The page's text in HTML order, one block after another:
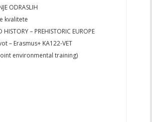
ODRASLIH
kvalitete
HISTORY – PREHISTORIC EUROPE
– Erasmus+ KA122-VET
environmental training)